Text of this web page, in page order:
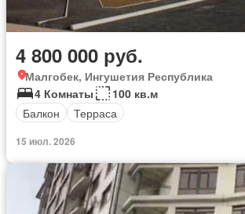
4 800 000 руб.
Малгобек, Ингушетия Республика
4 Комнаты
100 кв.м
Балкон
Терраса
15 июл. 2026